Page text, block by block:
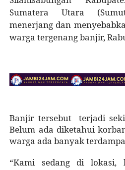
Sumatera Utara
menerjang dan
warga tergenang banjir,
Banjir tersebut
terjadi
Belum ada diketahui
warga ada banyak
“Kami sedang di lokasi,